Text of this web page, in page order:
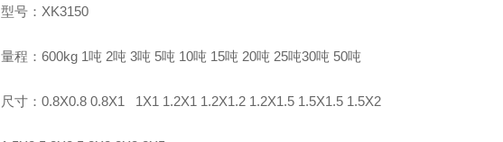
型号：XK3150
量程：600kg 1吨 2吨 3吨 5吨 10吨 15吨 20吨 25吨30吨 50吨
尺寸：0.8X0.8 0.8X1 1X1 1.2X1 1.2X1.2 1.2X1.5 1.5X1.5 1.5X2